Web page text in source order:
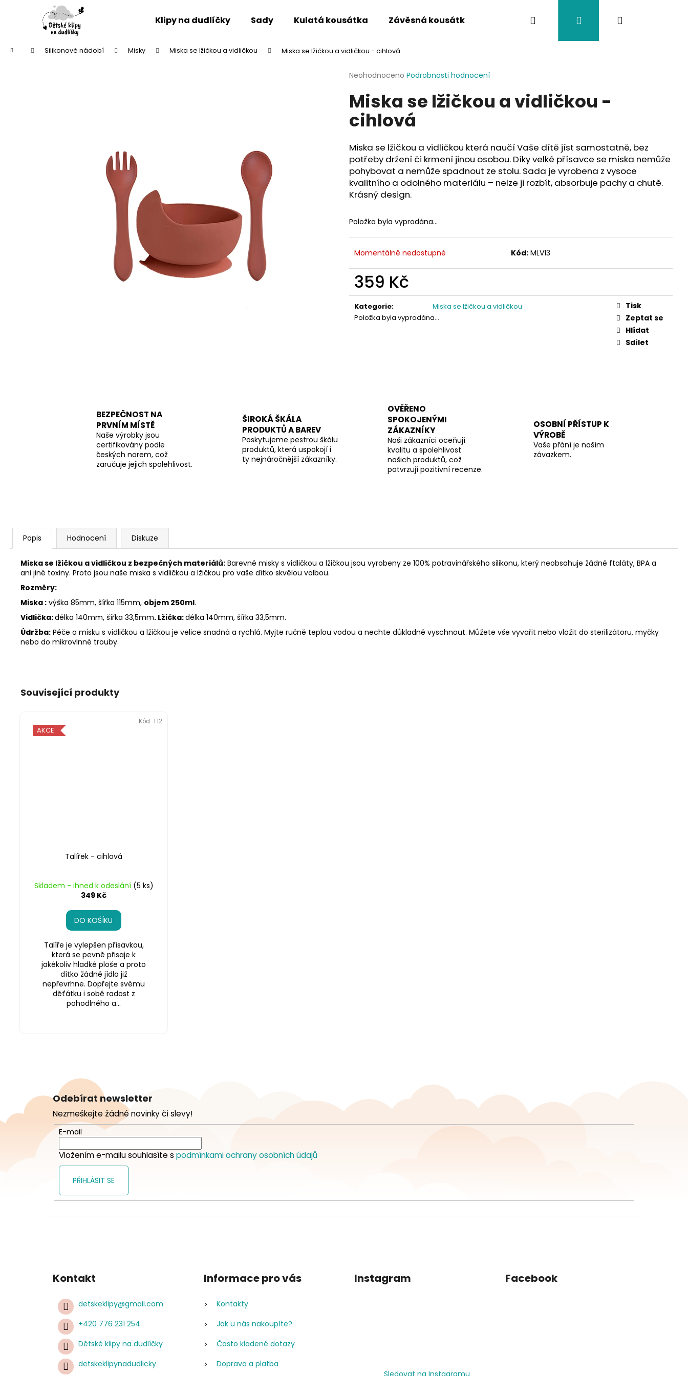
Klipy na dudlíčky Sady Kulatá kousátka Závěsná kousátka Závěsy na kočárek Twistík kousátka
Hledat PřihlášeníNákupní
Domů Silikonové nádobí Misky Miska se lžičkou a vidličkou Miska se lžičkou a vidličkou - cihlová
Průměrné
produktu
je
z
hvězdiček.
Neohodnoceno Podrobnosti hodnocení
Miska se lžičkou a vidličkou -
cihlová
Miska se lžičkou a vidličkou která naučí Vaše dítě jíst samostatně, bez
potřeby držení či krmení jinou osobou. Díky velké přísavce se miska nemůže
pohybovat a nemůže spadnout ze stolu. Sada je vyrobena z vysoce
kvalitního a odolného materiálu – nelze ji rozbít, absorbuje pachy a chutě.
Krásný design.
Položka byla vyprodána…
Momentálně nedostupné Kód: MLV13
359 Kč
Měrná
cena:
Kategorie:
Miska se lžičkou a vidličkou
Položka byla vyprodána…
Tisk
Zeptat se
Hlídat
Sdílet
BEZPEČNOST NA
PRVNÍM MÍSTĚ
Naše výrobky jsou
certifikovány podle
českých norem, což
zaručuje jejich spolehlivost.
ŠIROKÁ ŠKÁLA
PRODUKTŮ A BAREV
Poskytujeme pestrou škálu
produktů, která uspokojí i
ty nejnáročnější zákazníky.
OVĚŘENO
SPOKOJENÝMI
ZÁKAZNÍKY
Naši zákazníci oceňují
kvalitu a spolehlivost
našich produktů, což
potvrzují pozitivní recenze.
OSOBNÍ PŘÍSTUP K
VÝROBĚ
Vaše přání je naším
závazkem.
Popis Hodnocení Diskuze
Miska se lžičkou a vidličkou z bezpečných materiálů: Barevné misky s vidličkou a lžičkou jsou vyrobeny ze 100% potravinářského silikonu, který neobsahuje žádné ftaláty, BPA a
ani jiné toxiny. Proto jsou naše miska s vidličkou a lžičkou pro vaše dítko skvělou volbou.
Rozměry:
Miska : výška 85mm, šířka 115mm, objem 250ml.
Vidlička:délka 140mm, šířka 33,5mm. Lžička:délka 140mm, šířka 33,5mm.
Údržba: Péče o misku s vidličkou a lžičkou je velice snadná a rychlá. Myjte ručně teplou vodou a nechte důkladně vyschnout. Můžete vše vyvařit nebo vložit do sterilizátoru, myčky
nebo do mikrovlnné trouby.
Související produkty
AKCE
Talířek - cihlová
Skladem - ihned k odeslání (5 ks)
349 Kč
DO KOŠÍKU
Talíře je vylepšen přísavkou,
která se pevně přisaje k
jakékoliv hladké ploše a proto
dítko žádné jídlo již
nepřevrhne. Dopřejte svému
děťátku i sobě radost z
pohodlného a...
Kód: T12
Zpět
obchodu
Zpět
obchodu
Co potřebujete najít?
HLEDAT
a
Odebírat newsletter
Nezmeškejte žádné novinky či slevy!
E-mail
Vložením e-mailu souhlasíte s podmínkami ochrany osobních údajů
PŘIHLÁSIT SE
Kontakt
detskeklipy@gmail.com
+420 776 231 254
Dětské klipy na dudlíčky
detskeklipynadudlicky
Informace pro vás
Kontakty
Jak u nás nakoupíte?
Často kladené dotazy
Doprava a platba
Instagram
Sledovat na Instagramu
Facebook